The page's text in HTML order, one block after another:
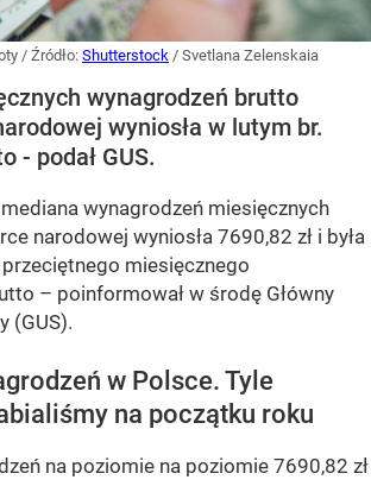
/ Źródło: Shutterstock / Svetlana Zelenskaia
wynagrodzeń brutto
wyniosła w lutym br.
- podał GUS.
wynagrodzeń miesięcznych
narodowej wyniosła 7690,82 zł i była
miesięcznego
– poinformował w środę Główny
(GUS).
w Polsce. Tyle
na początku roku
na poziomie na poziomie 7690,82 zł